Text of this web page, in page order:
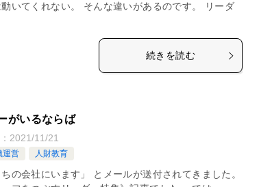
いてくれない。 そんな違いがあるのです。 リーダ
続きを読む
がいるならば
2021/11/21
運営 人財教育
の会社にいます」 とメールが送付されてきました。